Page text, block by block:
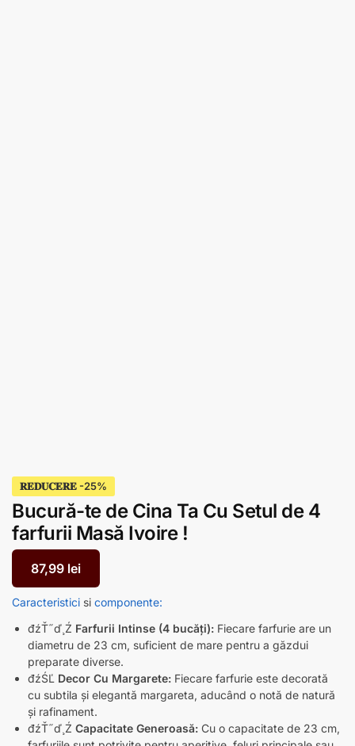
𝐑𝐄𝐃𝐔𝐂𝐄𝐑𝐄
Bucură-te de Cina Ta Cu Setul de 4
farfurii Masă Ivoire !
87,99 lei
Caracteristici si componente:
đźŤ˝ď¸Ź Farfurii Intinse (4 bucăți): Fiecare farfurie are un
diametru de 23 cm, suficient de mare pentru a găzdui
preparate diverse.
đźŚĽ Decor Cu Margarete: Fiecare farfurie este decorată
cu subtila și elegantă margareta, aducând o notă de natură
și rafinament.
đźŤ˝ď¸Ź Capacitate Generoasă: Cu o capacitate de 23 cm,